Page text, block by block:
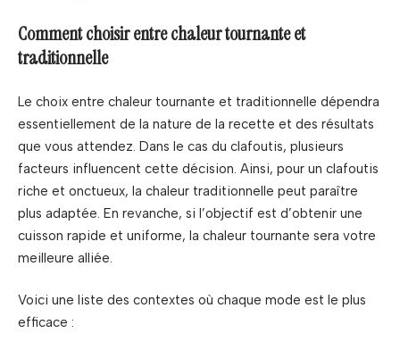
Comment choisir entre chaleur tournante et
traditionnelle
Le choix entre chaleur tournante et traditionnelle dépendra
essentiellement de la nature de la recette et des résultats
que vous attendez. Dans le cas du clafoutis, plusieurs
facteurs influencent cette décision. Ainsi, pour un clafoutis
riche et onctueux, la chaleur traditionnelle peut paraître
plus adaptée. En revanche, si l’objectif est d’obtenir une
cuisson rapide et uniforme, la chaleur tournante sera votre
meilleure alliée.
Voici une liste des contextes où chaque mode est le plus
efficace :